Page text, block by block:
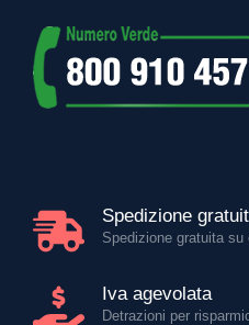
Spedizione
Spedizione gratuita su
Iva agevolata
Detrazioni per